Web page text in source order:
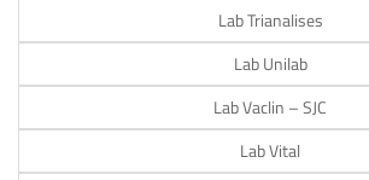
Lab Trianalises
Lab Unilab
Lab Vaclin – SJC
Lab Vital